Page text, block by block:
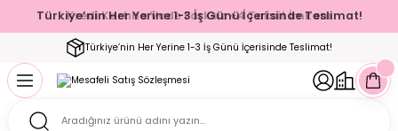
Kredi Kartına Vade Farksız +4 Taksit İmkanı
Türkiye’nin Her Yerine 1-3 İş Günü İçerisinde Teslimat!
Türkiye’nin Her Yerine 1-3 İş Günü İçerisinde Teslimat!
Geri Dön
Geri Dön
Geri Dön
Geri Dön
Setler
Geri Dön
Geri Dön
Geri Dön
Geri Dön
Geri Dön